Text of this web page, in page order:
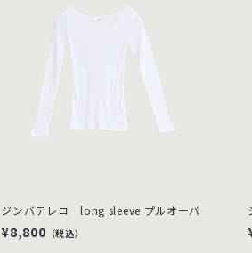
ジンバテレコ long sleeve プルオーバ
¥8,800 （税込）